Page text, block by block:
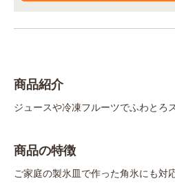
商品紹介
ジュースや冷凍フルーツでふわとろ
商品の特徴
ご家庭の製氷皿で作った角氷にも対